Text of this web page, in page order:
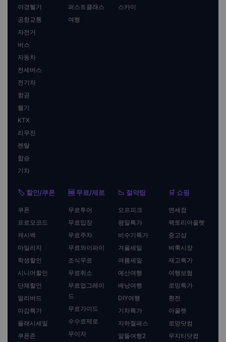
야경헬기
공항교통
자전거
버스
자동차
전세버스
전기차
항공
헬기
KTX
리무진
렌탈
합승
기차
퍼스트클래스
여행
스카이
🏷️ 할인/쿠폰
쿠폰
프로모코드
캐시백
마일리지
학생할인
시니어할인
단체할인
얼리버드
마감특가
플래시세일
쿠폰존
🆓 무료/제로
무료투어
무료입장
무료주차
무료와이파이
조식무료
무료취소
무료업그레이
드
무료가이드
수수료제로
무이자
📉 절약팁
오프피크
평일특가
비수기특가
겨울세일
여름세일
예산여행
배낭여행
DIY여행
기차특가
지하철패스
알뜰여행2
🛒 쇼핑
면세점
팩토리아울렛
중고샵
벼룩시장
재고특가
여행보험
로밍특가
환전
아울렛
로망닷컴
무지티닷컴